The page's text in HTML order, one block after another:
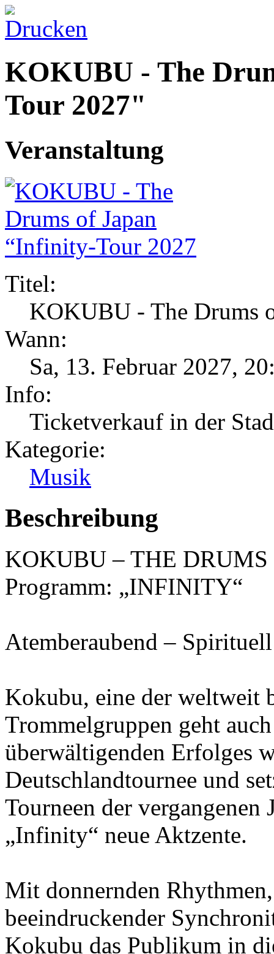
KOKUBU - The
Tour 2027"
Veranstaltung
Titel:
KOKUBU - The Drums
Wann:
Sa, 13. Februar 2027,
Info:
Ticketverkauf in der
Kategorie:
Musik
Beschreibung
KOKUBU – THE DRUMS
Programm: „INFINITY“
Atemberaubend –
Kokubu, eine der weltweit
Trommelgruppen geht
überwältigenden Erfolges
Deutschlandtournee und
Tourneen der
„Infinity“ neue Aktzente.
Mit donnernden
beeindruckender
Kokubu das Publikum in